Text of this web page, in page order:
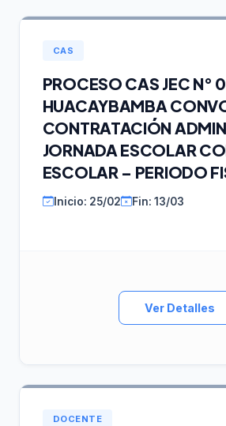
CAS
PROCESO CAS JEC
HUACAYBAMBA
CONTRATACIÓN
JORNADA ESCOLAR
ESCOLAR – PERIODO
Inicio: 25/02 Fin: 13/03
Ver Detalles
DOCENTE